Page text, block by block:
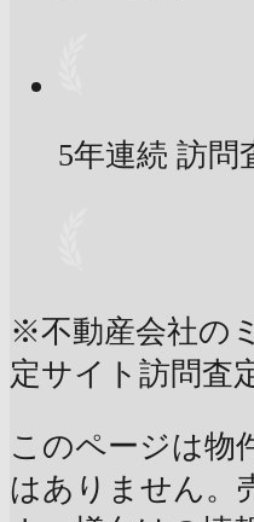
5年連続 訪問
※不動産会社の
定サイト訪問査
このページは物
はありません。